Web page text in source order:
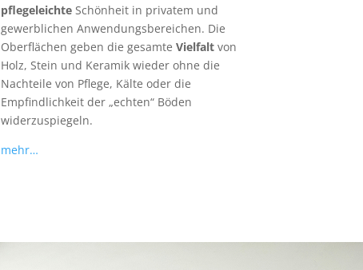
pflegeleichteSchönheit in privatem und
gewerblichen Anwendungsbereichen. Die
Oberflächen geben die gesamte Vielfaltvon
Holz, Stein und Keramik wieder ohne die
Nachteile von Pflege, Kälte oder die
Empfindlichkeit der „echten“ Böden
widerzuspiegeln.
mehr…